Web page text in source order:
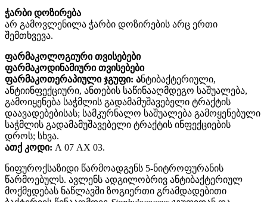
ჭარბი დოზირება
არ გამოვლენილა ჭარბი დოზირების არც ერთი
შემთხვევა.
ფარმაკოლოგიური თვისებები
ფარმაკოდინამიური თვისებები
ფარმაკოთერაპიული ჯგუფი: ანტიბაქტერიული,
ანტიინფექციური, ანთების საწინააღმდეგო საშუალება,
გამოიყენება საჭმლის გადამამუშავებელი ტრაქტის
დაავადებებისას; სამკურნალო საშუალება გამოყენებული
საჭმლის გადამამუშავებელი ტრაქტის ინფექციების
დროს; სხვა.
ათქ კოდი: А 07 АХ 03.
ნიფუროქსაზიდი წარმოადგენს 5-ნიტროფურანის
წარმოებულს. ავლენს ადგილობრივ ანტიბაქტერიულ
მოქმედებას ნაწლავში ზოგიერთი გრამდადებითი